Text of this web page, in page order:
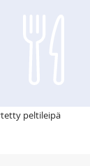
peltileipä